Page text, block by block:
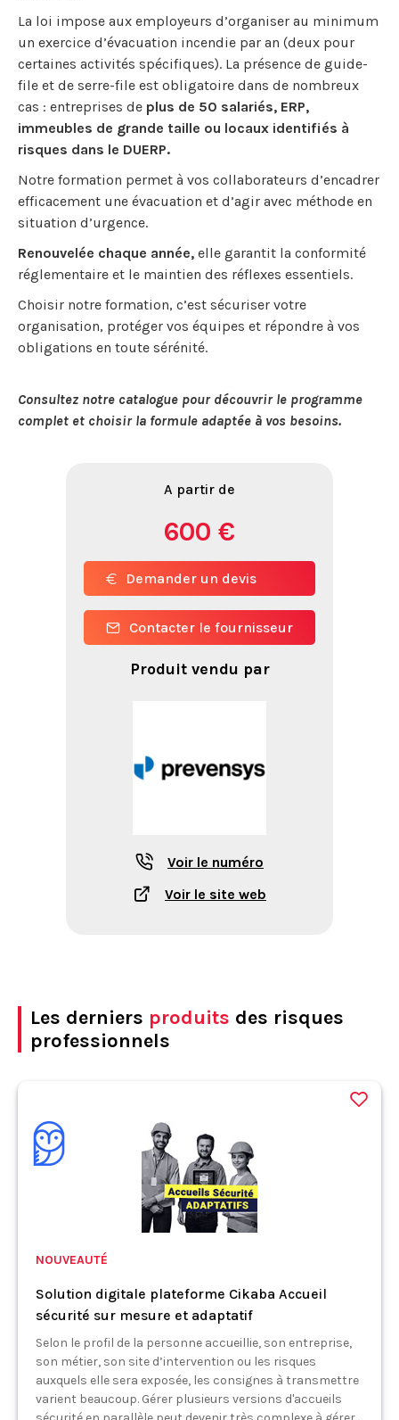
La loi impose aux employeurs d’organiser au minimum
un exercice d’évacuation incendie par an (deux pour
certaines activités spécifiques). La présence de guide-
file et de serre-file est obligatoire dans de nombreux
cas : entreprises de plus de 50 salariés, ERP,
immeubles de grande taille ou locaux identifiés à
risques dans le DUERP.
Notre formation permet à vos collaborateurs d’encadrer
efficacement une évacuation et d’agir avec méthode en
situation d’urgence.
Renouvelée chaque année, elle garantit la conformité
réglementaire et le maintien des réflexes essentiels.
Choisir notre formation, c’est sécuriser votre
organisation, protéger vos équipes et répondre à vos
obligations en toute sérénité.
Consultez notre catalogue pour découvrir le programme
complet et choisir la formule adaptée à vos besoins.
A partir de
600 €
Demander un devis
Contacter le fournisseur
Produit vendu par
Voir le numéro
Voir le site web
Les derniers produits des risques
professionnels
NOUVEAUTÉ
Solution digitale plateforme Cikaba Accueil
sécurité sur mesure et adaptatif
Selon le profil de la personne accueillie, son entreprise,
son métier, son site d’intervention ou les risques
auxquels elle sera exposée, les consignes à transmettre
varient beaucoup. Gérer plusieurs versions d'accueils